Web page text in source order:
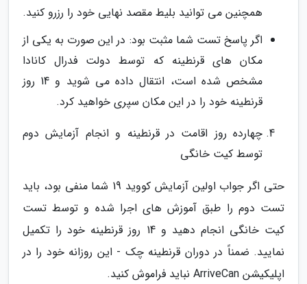
همچنین می توانید بلیط مقصد نهایی خود را رزرو کنید.
اگر پاسخ تست شما مثبت بود: در این صورت به یکی از
مکان های قرنطینه که توسط دولت فدرال کانادا
مشخص شده است، انتقال داده می شوید و 14 روز
قرنطینه خود را در این مکان سپری خواهید کرد.
چهارده روز اقامت در قرنطینه و انجام آزمایش دوم
توسط کیت خانگی
حتی اگر جواب اولین آزمایش کووید 19 شما منفی بود، باید
تست دوم را طبق آموزش های اجرا شده و توسط تست
کیت خانگی انجام دهید و 14 روز قرنطینه خود را تکمیل
نمایید. ضمناً در دوران قرنطینه چک - این روزانه خود را در
اپلیکیشن ArriveCan نباید فراموش کنید.